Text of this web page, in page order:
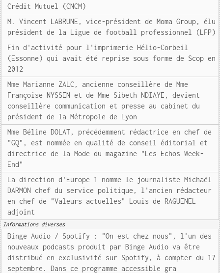
Crédit Mutuel (CNCM)
M. Vincent LABRUNE, vice-président de Moma Group, élu
président de la Ligue de football professionnel (LFP)
Fin d'activité pour l'imprimerie Hélio-Corbeil
(Essonne) qui avait été reprise sous forme de Scop en
2012
Mme Marianne ZALC, ancienne conseillère de Mme
Françoise NYSSEN et de Mme Sibeth NDIAYE, devient
conseillère communication et presse au cabinet du
président de la Métropole de Lyon
Mme Béline DOLAT, précédemment rédactrice en chef de
"GQ", est nommée en qualité de conseil éditorial et
directrice de la Mode du magazine "Les Echos Week-
End"
La direction d'Europe 1 nomme le journaliste Michaël
DARMON chef du service politique, l'ancien rédacteur
en chef de "Valeurs actuelles" Louis de RAGUENEL
adjoint
Informations diverses
Binge Audio / Spotify : "On est chez nous", l'un des
nouveaux podcasts produit par Binge Audio va être
distribué en exclusivité sur Spotify, à compter du 17
septembre. Dans ce programme accessible gra